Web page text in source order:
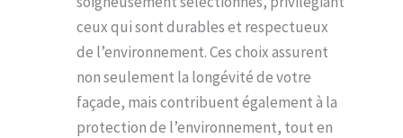
ceux qui sont durables et respectueux
de l’environnement. Ces choix assurent
non seulement la longévité de votre
façade, mais contribuent également à la
protection de l’environnement, tout en